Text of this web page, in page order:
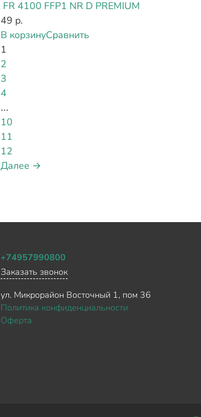
FR 4100 FFP1 NR D PREMIUM
49 р.
В корзинуСравнить
1
2
3
4
…
10
11
12
Далее →
+74957990800
Заказать звонок
ул. Микрорайон Восточный 1, пом 36
Политика конфиденциальности
Оферта